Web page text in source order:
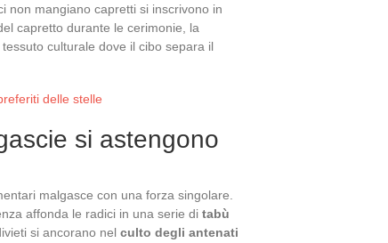
non mangiano capretti si inscrivono in
capretto durante le cerimonie, la
culturale dove il cibo separa il
delle stelle
si astengono
malgasce con una forza singolare.
affonda le radici in una serie di tabù
si ancorano nel culto degli antenati